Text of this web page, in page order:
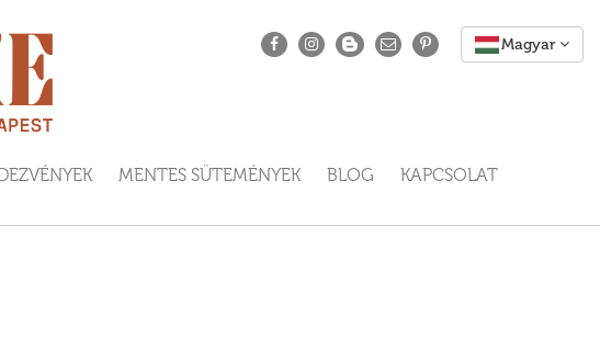
MENTES SÜTEMÉNYEK BLOG
KAPCSOLAT